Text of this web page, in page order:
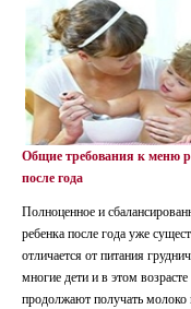
Общие требования к меню
после года
Полноценное и
ребенка после года уже
отличается от питания
многие дети и в этом возрасте
продолжают получать